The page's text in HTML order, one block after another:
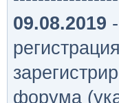
09.08.2019
форума